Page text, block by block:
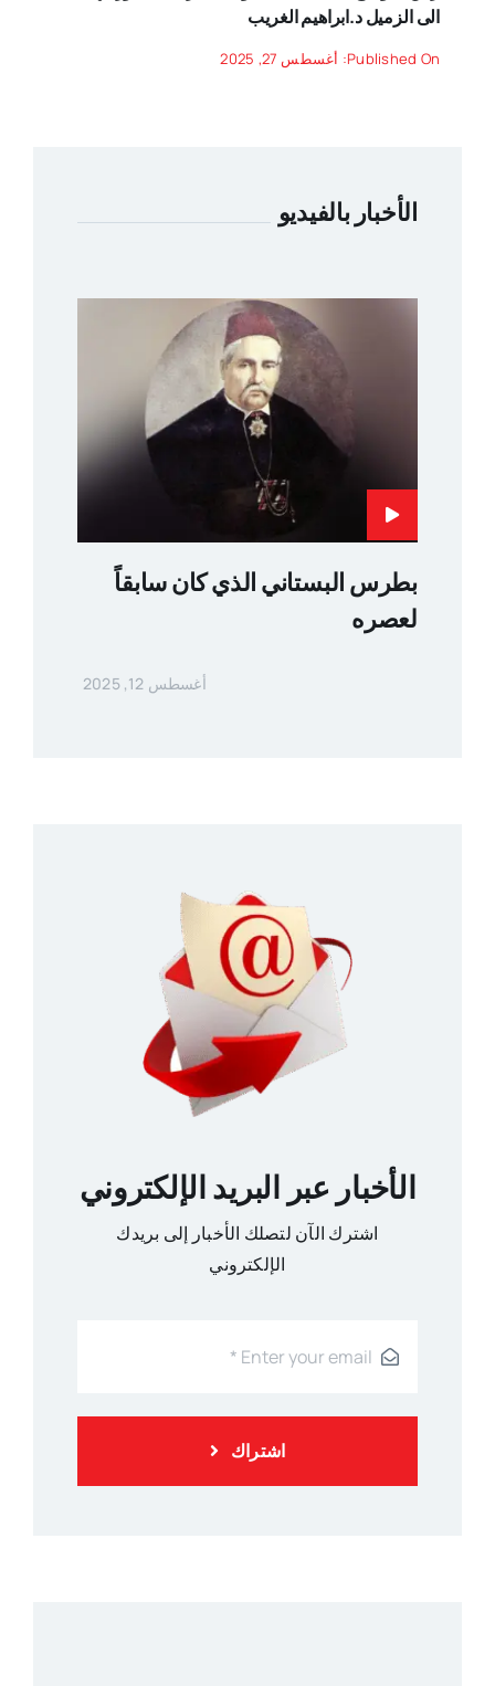
الى الزميل د.ابراهيم الغريب
Published On: أغسطس 27, 2025
الأخبار بالفيديو
بطرس البستاني الذي كان سابقاً
لعصره
أغسطس 12, 2025
الأخبار عبر البريد الإلكتروني
اشترك الآن لتصلك الأخبار إلى بريدك
الإلكتروني
اشتراك